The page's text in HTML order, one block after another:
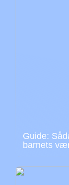
Guide:
barnets